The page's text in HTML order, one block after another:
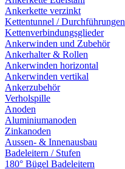
Ankerkette verzinkt
Kettentunnel / Durchführungen
Kettenverbindungsglieder
Ankerwinden und Zubehör
Ankerhalter & Rollen
Ankerwinden horizontal
Ankerwinden vertikal
Ankerzubehör
Verholspille
Anoden
Aluminiumanoden
Zinkanoden
Aussen- & Innenausbau
Badeleitern / Stufen
180° Bügel Badeleitern